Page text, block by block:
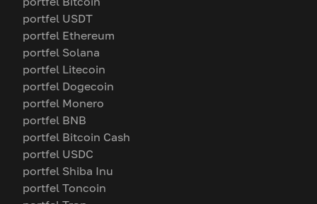
portfel USDT
portfel Ethereum
portfel Solana
portfel Litecoin
portfel Dogecoin
portfel Monero
portfel BNB
portfel Bitcoin Cash
portfel USDC
portfel Shiba Inu
portfel Toncoin